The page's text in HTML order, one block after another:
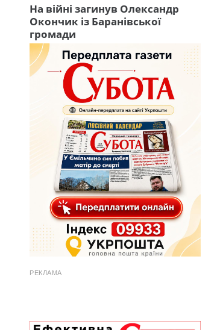
На війні загинув Олександр
Окончик із Баранівської
громади
РЕКЛАМА